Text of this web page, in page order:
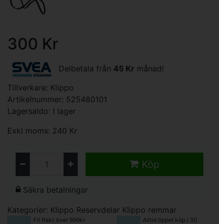
300 Kr
Delbetala från 45 Kr månad!
Tillverkare: Klippo
Artikelnummer: 525480101
Lagersaldo: I lager
Exkl moms: 240 Kr
Köp
Säkra betalningar
Kategorier: Klippo Reservdelar Klippo remmar
Fri frakt över 999kr
Alltid öppet köp i 30